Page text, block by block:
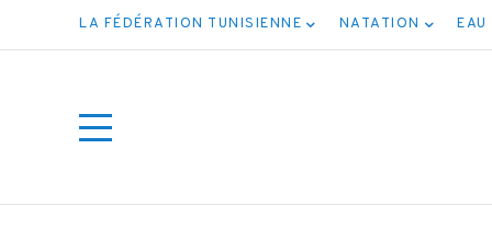
LA FÉDÉRATION TUNISIENNE NATATION EAU